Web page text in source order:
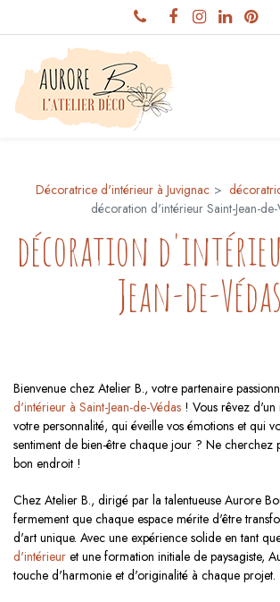
Décoratrice d'intérieur à Juvignac
décoration d'intérieur Saint-Jean-de-
décoration
Jean-de-Védas
Bienvenue chez Atelier B., votre partenaire
d'intérieur à Saint-Jean-de-Védas ! Vous rêvez
votre personnalité, qui éveille vos émotions et qui
sentiment de bien-être chaque jour ? Ne cherchez
bon endroit !
Chez Atelier B., dirigé par la talentueuse Aurore
fermement que chaque espace mérite d'être
d'art unique. Avec une expérience solide en tant
d'intérieur et une formation initiale de paysagiste,
touche d'harmonie et d'originalité à chaque projet.
Panneau de gestion des cookies